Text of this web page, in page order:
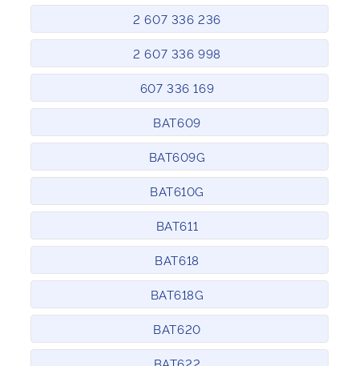
2 607 336 236
2 607 336 998
607 336 169
BAT609
BAT609G
BAT610G
BAT611
BAT618
BAT618G
BAT620